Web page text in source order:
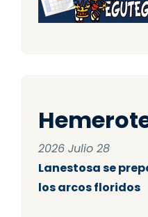
2026 Julio 28
Lanestosa se
los arcos floridos